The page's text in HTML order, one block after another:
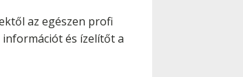
az egészen profi
és ízelítőt a